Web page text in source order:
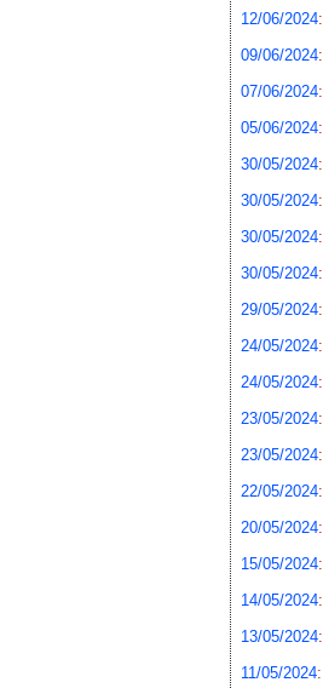
12/06/2024:
09/06/2024:
07/06/2024:
05/06/2024:
30/05/2024:
30/05/2024:
30/05/2024:
30/05/2024:
29/05/2024:
24/05/2024:
24/05/2024:
23/05/2024:
23/05/2024:
22/05/2024:
20/05/2024:
15/05/2024:
14/05/2024:
13/05/2024:
11/05/2024: